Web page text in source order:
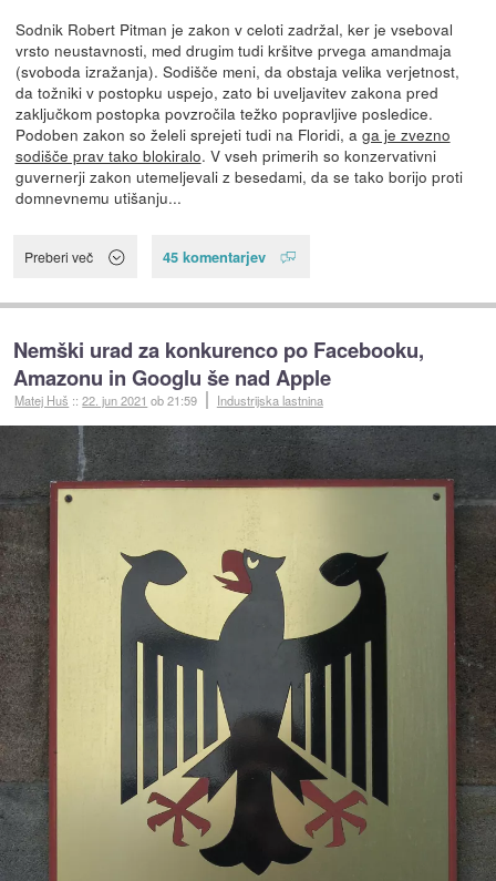
Sodnik Robert Pitman je zakon v celoti zadržal, ker je vseboval
vrsto neustavnosti, med drugim tudi kršitve prvega amandmaja
(svoboda izražanja). Sodišče meni, da obstaja velika verjetnost,
da tožniki v postopku uspejo, zato bi uveljavitev zakona pred
zaključkom postopka povzročila težko popravljive posledice.
Podoben zakon so želeli sprejeti tudi na Floridi, a ga je zvezno
sodišče prav tako blokiralo. V vseh primerih so konzervativni
guvernerji zakon utemeljevali z besedami, da se tako borijo proti
domnevnemu utišanju...
Preberi več 45 komentarjev
Nemški urad za konkurenco po Facebooku,
Amazonu in Googlu še nad Apple
Matej Huš ::22. jun 2021 ob 21:59 Industrijska lastnina